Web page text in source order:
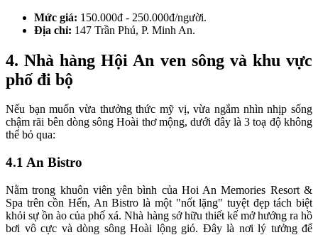
Mức giá: 150.000đ - 250.000đ/người.
Địa chỉ: 147 Trần Phú, P. Minh An.
4. Nhà hàng Hội An ven sông và khu vực
phố đi bộ
Nếu bạn muốn vừa thưởng thức mỹ vị, vừa ngắm nhìn nhịp sống
chậm rãi bên dòng sông Hoài thơ mộng, dưới đây là 3 toạ độ không
thể bỏ qua:
4.1 An Bistro
Nằm trong khuôn viên yên bình của Hoi An Memories Resort &
Spa trên cồn Hến, An Bistro là một "nốt lặng" tuyệt đẹp tách biệt
khỏi sự ồn ào của phố xá. Nhà hàng sở hữu thiết kế mở hướng ra hồ
bơi vô cực và dòng sông Hoài lộng gió. Đây là nơi lý tưởng để